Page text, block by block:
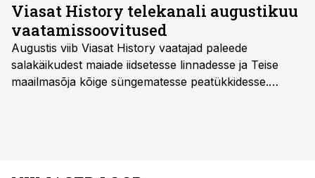
Viasat History telekanali augustikuu
vaatamissoovitused
Augustis viib Viasat History vaatajad paleede
salakäikudest maiade iidsetesse linnadesse ja Teise
maailmasõja kõige süngematesse peatükkidesse.